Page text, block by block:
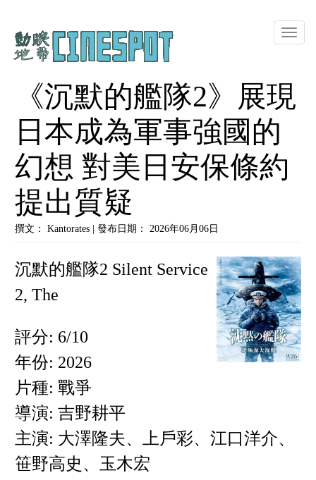
Toggle
《沉默的艦隊2》展現
日本成為軍事強國的
幻想 對美日安保條約
提出質疑
撰文： Kantorates | 發布日期： 2026年06月06日
沉默的艦隊2 Silent Service
2, The
評分: 6/10
年份: 2026
片種: 戰爭
導演: 吉野耕平
主演: 大澤隆夫、上戶彩、江口洋介、
笹野高史、玉木宏